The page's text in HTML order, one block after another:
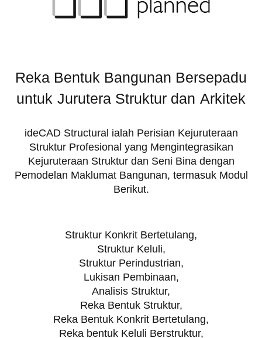
Reka Bentuk Bangunan Bersepadu
untuk Jurutera Struktur dan Arkitek
ideCAD Structural ialah Perisian Kejuruteraan
Struktur Profesional yang Mengintegrasikan
Kejuruteraan Struktur dan Seni Bina dengan
Pemodelan Maklumat Bangunan, termasuk Modul
Berikut.
Struktur Konkrit Bertetulang,
Struktur Keluli,
Struktur Perindustrian,
Lukisan Pembinaan,
Analisis Struktur,
Reka Bentuk Struktur,
Reka Bentuk Konkrit Bertetulang,
Reka bentuk Keluli Berstruktur,